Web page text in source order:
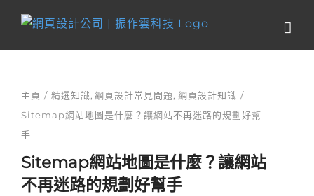
content
主頁 精選知識 網頁設計常見問題 網頁設計知識
Sitemap網站地圖是什麼？讓網站不再迷路的規劃好幫
手
Sitemap網站地圖是什麼？讓網站
不再迷路的規劃好幫手